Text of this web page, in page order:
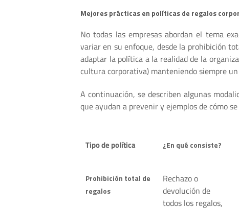
Mejores prácticas en políticas de regalos
No todas las empresas abordan el tema
variar en su enfoque, desde la prohibición
adaptar la política a la realidad de la
cultura corporativa) manteniendo siempre
A continuación, se describen algunas
que ayudan a prevenir y ejemplos de cómo
Tipo de política
Prohibición total de
regalos
¿En qué consiste?
Rechazo o
devolución de
todos los regalos,